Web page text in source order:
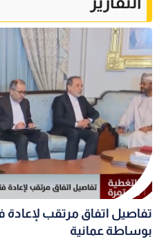
تفاصيل اتفاق مرتقب
بوساطة عمانية